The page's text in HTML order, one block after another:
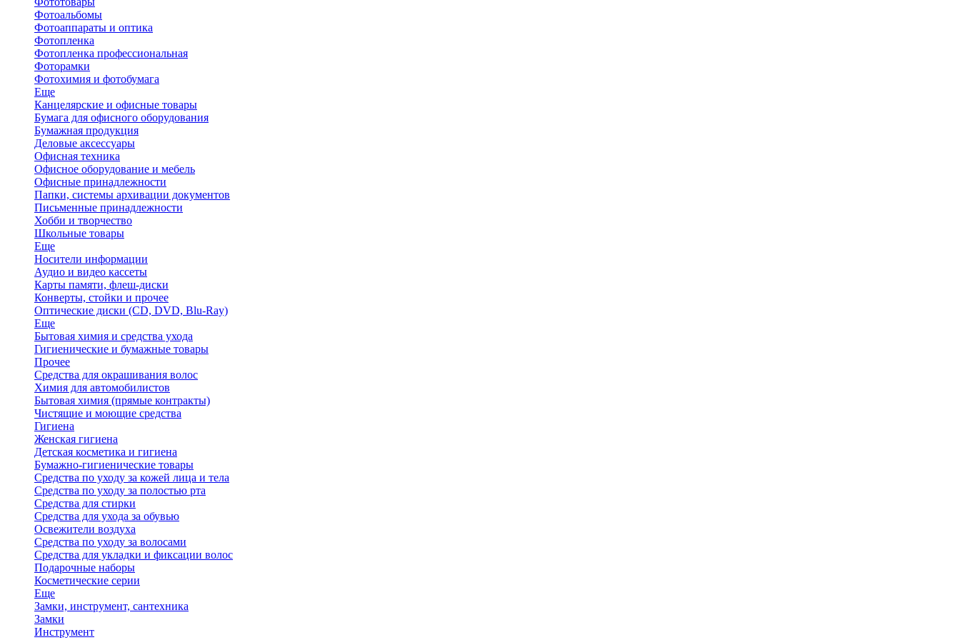
Фотоальбомы
Фотоаппараты и оптика
Фотопленка
Фотопленка профессиональная
Фоторамки
Фотохимия и фотобумага
Еще
Канцелярские и офисные товары
Бумага для офисного оборудования
Бумажная продукция
Деловые аксессуары
Офисная техника
Офисное оборудование и мебель
Офисные принадлежности
Папки, системы архивации документов
Письменные принадлежности
Хобби и творчество
Школьные товары
Еще
Носители информации
Аудио и видео кассеты
Карты памяти, флеш-диски
Конверты, стойки и прочее
Оптические диски (CD, DVD, Blu-Ray)
Еще
Бытовая химия и средства ухода
Гигиенические и бумажные товары
Прочее
Средства для окрашивания волос
Химия для автомобилистов
Бытовая химия (прямые контракты)
Чистящие и моющие средства
Гигиена
Женская гигиена
Детская косметика и гигиена
Бумажно-гигиенические товары
Средства по уходу за кожей лица и тела
Средства по уходу за полостью рта
Средства для стирки
Средства для ухода за обувью
Освежители воздуха
Средства по уходу за волосами
Средства для укладки и фиксации волос
Подарочные наборы
Косметические серии
Еще
Замки, инструмент, сантехника
Замки
Инструмент